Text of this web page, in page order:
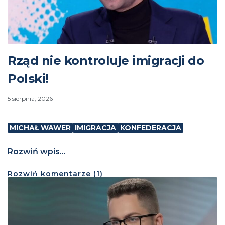
Rząd nie kontroluje imigracji do
Polski!
5 sierpnia, 2026
MICHAŁ WAWER IMIGRACJA KONFEDERACJA
Rozwiń wpis...
Rozwiń komentarze (1)